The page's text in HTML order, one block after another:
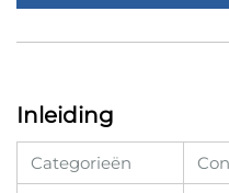
Inleiding
Categorieën